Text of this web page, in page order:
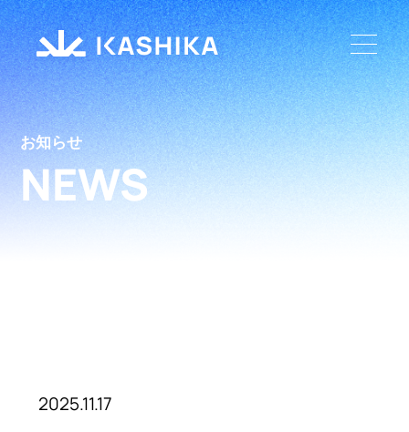
お知らせ
NEWS
2025.11.17